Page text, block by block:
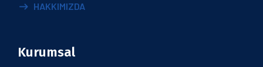
HAKKIMIZDA
Kurumsal